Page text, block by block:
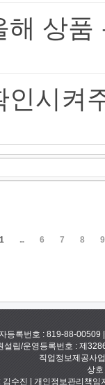
해 상
인시켜
1 ... 6 7 8 9
등록번호 : 819-88-00509
설립/운영등록번호 : 제
직업정보제공사
상
김수진 | 개인정보관리책